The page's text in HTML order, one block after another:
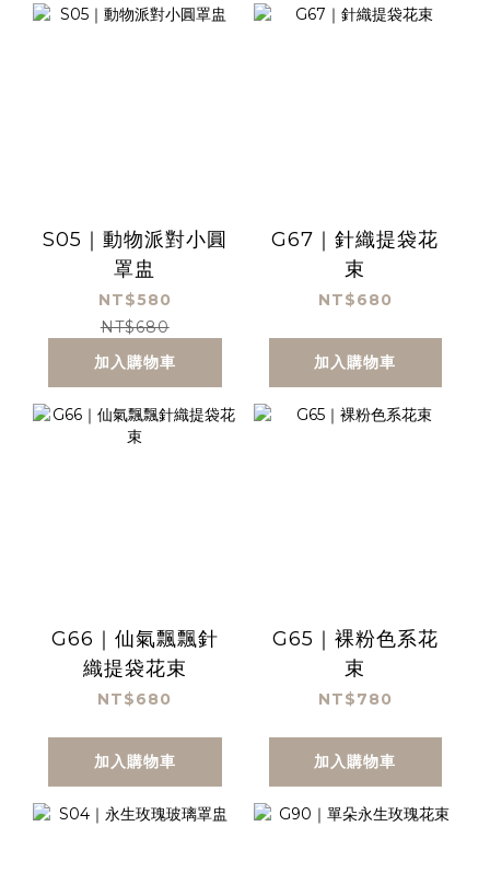
S05｜動物派對小圓
罩盅
NT$580
NT$680
加入購物車
G67｜針織提袋花
束
NT$680
加入購物車
G66｜仙氣飄飄針
織提袋花束
NT$680
加入購物車
G65｜裸粉色系花
束
NT$780
加入購物車